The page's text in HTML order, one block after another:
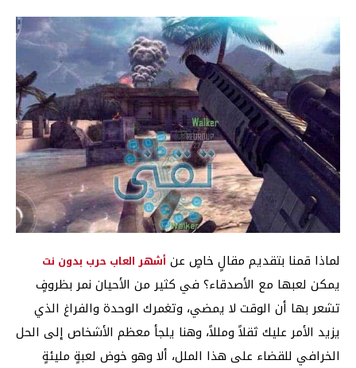
لماذا قمنا بتقديم مقالٍ خاصٍ عن أشهر العاب حرب بدون نت
يمكن لعبها مع الأصدقاء؟ في كثير من الأحيان نمر بظروفٍ
تشعر بها أن الوقت لا يمضي، وتغمرك الوحدة والفراغ الذي
يزيد الأمر عليك ثقلاً ومللاً، وهنا يلجأ معظم الأشخاص إلى الحل
الخرافي للقضاء على هذا الملل، ألا وهو خوض لعبةٍ مليئةٍ